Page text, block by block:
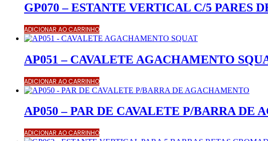
GP070 – ESTANTE VERTICAL C/5 PARES
ADICIONAR AO CARRINHO
AP051 – CAVALETE AGACHAMENTO
ADICIONAR AO CARRINHO
AP050 – PAR DE CAVALETE P/BARRA DE
ADICIONAR AO CARRINHO